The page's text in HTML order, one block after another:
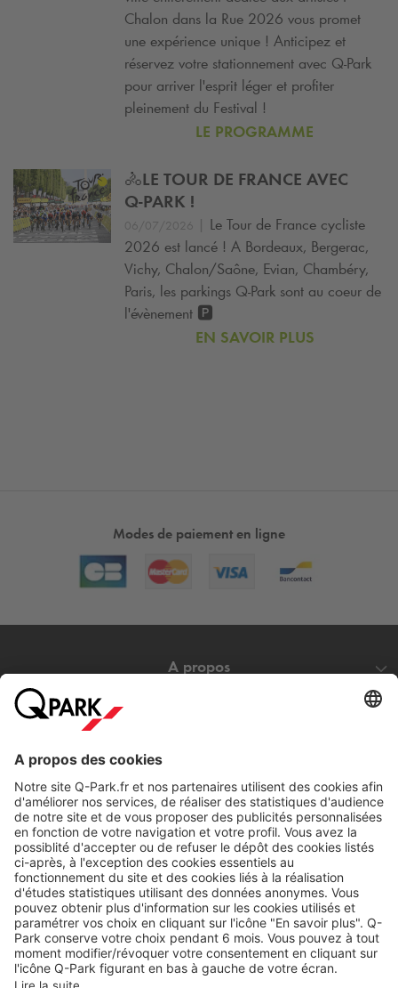
Chalon dans la Rue 2026 vous promet
une expérience unique ! Anticipez et
réservez votre stationnement avec Q-Park
pour arriver l'esprit léger et profiter
pleinement du Festival !
LE PROGRAMME
🚴LE TOUR DE FRANCE AVEC
Q-PARK !
06/07/2026 | Le Tour de France cycliste
2026 est lancé ! A Bordeaux, Bergerac,
Vichy, Chalon/Saône, Evian, Chambéry,
Paris, les parkings Q-Park sont au coeur de
l'évènement 🅿️
EN SAVOIR PLUS
Modes de paiement en ligne
A propos
Nos services
Cookies
Copyright
CGV